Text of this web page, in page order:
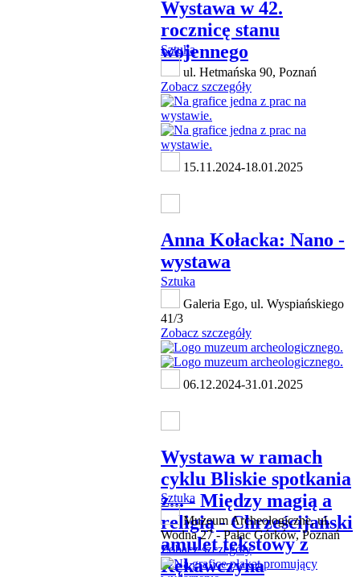
Wystawa w 42.
rocznicę stanu
wojennego
Sztuka
ul. Hetmańska 90, Poznań
Zobacz szczegóły
15.11.2024-18.01.2025
Anna Kołacka: Nano -
wystawa
Sztuka
Galeria Ego, ul. Wyspiańskiego
41/3
Zobacz szczegóły
06.12.2024-31.01.2025
Wystawa w ramach
cyklu Bliskie spotkania
z... - Między magią a
religią - Chrześcijański
amulet tekstowy z
Rękawczyna
Sztuka
Muzeum Archeologiczne, ul.
Wodna 27 - Pałac Górków, Poznań
Zobacz szczegóły